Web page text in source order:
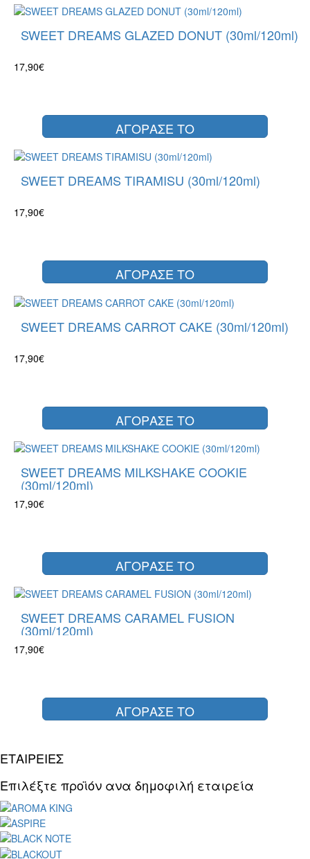
SWEET DREAMS GLAZED DONUT (30ml/120ml)
17,90€
ΑΓΟΡΑΣΕ ΤΟ
SWEET DREAMS TIRAMISU (30ml/120ml)
17,90€
ΑΓΟΡΑΣΕ ΤΟ
SWEET DREAMS CARROT CAKE (30ml/120ml)
17,90€
ΑΓΟΡΑΣΕ ΤΟ
SWEET DREAMS MILKSHAKE COOKIE
(30ml/120ml)
17,90€
ΑΓΟΡΑΣΕ ΤΟ
SWEET DREAMS CARAMEL FUSION
(30ml/120ml)
17,90€
ΑΓΟΡΑΣΕ ΤΟ
ΕΤΑΙΡΕΙΕΣ
Επιλέξτε προϊόν ανα δημοφιλή εταιρεία